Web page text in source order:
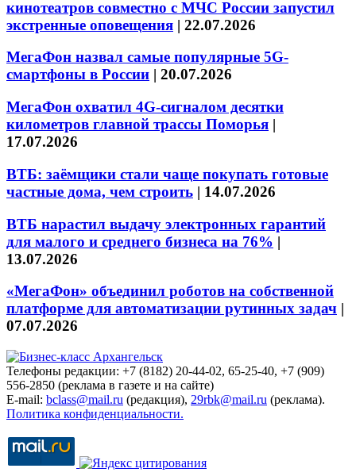
кинотеатров совместно с МЧС России запустил
экстренные оповещения | 22.07.2026
МегаФон назвал самые популярные 5G-
смартфоны в России | 20.07.2026
МегаФон охватил 4G-сигналом десятки
километров главной трассы Поморья |
17.07.2026
ВТБ: заёмщики стали чаще покупать готовые
частные дома, чем строить | 14.07.2026
ВТБ нарастил выдачу электронных гарантий
для малого и среднего бизнеса на 76% |
13.07.2026
«МегаФон» объединил роботов на собственной
платформе для автоматизации рутинных задач |
07.07.2026
Телефоны редакции: +7 (8182) 20-44-02, 65-25-40, +7 (909)
556-2850 (реклама в газете и на сайте)
E-mail: bclass@mail.ru (редакция), 29rbk@mail.ru (реклама).
Политика конфиденциальности.